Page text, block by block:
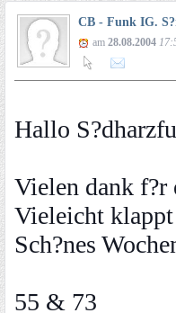
CB - Funk IG.
am 28.08.2004
Hallo
Vielen dank f?r
Vieleicht klappt
Sch?nes
55 & 73